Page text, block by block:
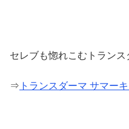
セレブも惚れこむトラン
⇒ トランスダーマ サマーキ